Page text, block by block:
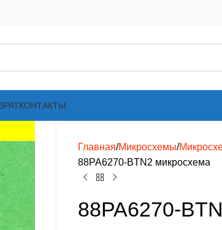
КОНТАКТЫ
Главная Микросхемы
88PA6270-BTN2 микросхема
88PA6270-